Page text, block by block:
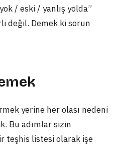
/ eski / yanlış yolda”
değil. Demek ki sorun
yerine her olası nedeni
Bu adımlar sizin
teşhis listesi olarak işe